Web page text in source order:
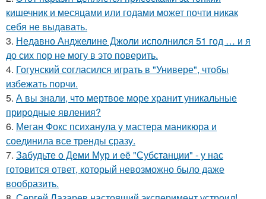
кишечник и месяцами или годами может почти никак
себя не выдавать.
3. Недавно Анджелине Джоли исполнился 51 год … и я
до сих пор не могу в это поверить.
4. Гогунский согласился играть в "Универе", чтобы
избежать порчи.
5. А вы знали, что мертвое море хранит уникальные
природные явления?
6. Меган Фокс психанула у мастера маникюра и
соединила все тренды сразу.
7. Забудьте о Деми Мур и её "Субстанции" - у нас
готовится ответ, который невозможно было даже
вообразить.